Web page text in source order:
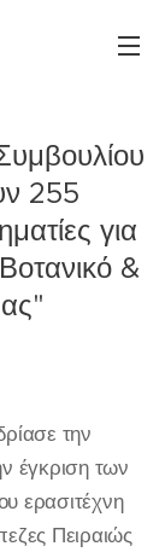
255
για
&
την
έγκριση των
ερασιτέχνη
Πειραιώς